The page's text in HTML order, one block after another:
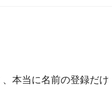
本当に名前の登録だけ